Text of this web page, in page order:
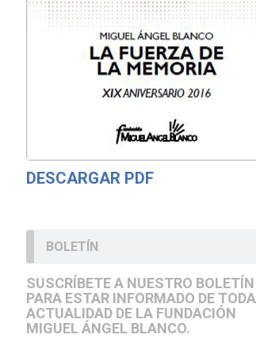
DESCARGAR PDF
BOLETÍN
SUSCRÍBETE A NUESTRO BOLETÍN
PARA ESTAR INFORMADO DE
ACTUALIDAD DE LA FUNDACIÓN
MIGUEL ÁNGEL BLANCO.